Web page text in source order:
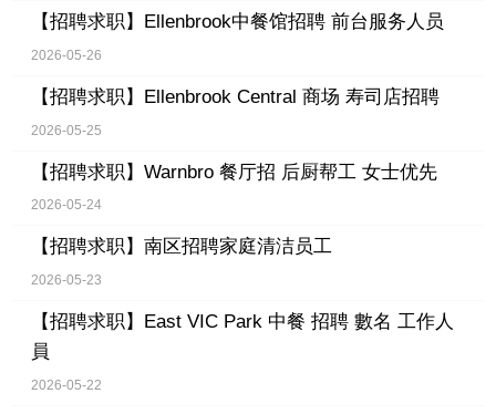
【招聘求职】 Ellenbrook中餐馆招聘 前台服务人员
2026-05-26
【招聘求职】 Ellenbrook Central 商场 寿司店招聘
2026-05-25
【招聘求职】 Warnbro 餐厅招 后厨帮工 女士优先
2026-05-24
【招聘求职】 南区招聘家庭清洁员工
2026-05-23
【招聘求职】 East VIC Park 中餐 招聘 數名 工作人
員
2026-05-22